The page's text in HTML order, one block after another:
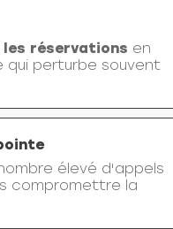
les réservations en
qui perturbe souvent
élevé d'appels
compromettre la